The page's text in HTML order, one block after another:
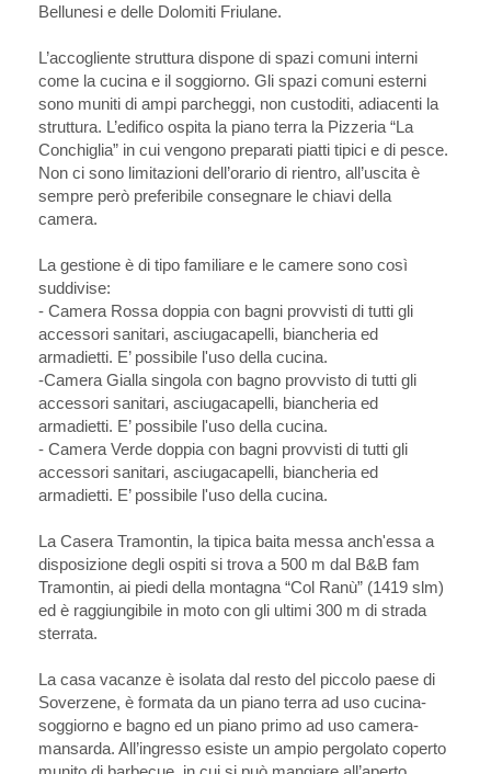
Bellunesi e delle Dolomiti Friulane.
L’accogliente struttura dispone di spazi comuni interni
come la cucina e il soggiorno. Gli spazi comuni esterni
sono muniti di ampi parcheggi, non custoditi, adiacenti la
struttura. L’edifico ospita la piano terra la Pizzeria “La
Conchiglia” in cui vengono preparati piatti tipici e di pesce.
Non ci sono limitazioni dell’orario di rientro, all’uscita è
sempre però preferibile consegnare le chiavi della
camera.
La gestione è di tipo familiare e le camere sono così
suddivise:
- Camera Rossa doppia con bagni provvisti di tutti gli
accessori sanitari, asciugacapelli, biancheria ed
armadietti. E’ possibile l'uso della cucina.
-Camera Gialla singola con bagno provvisto di tutti gli
accessori sanitari, asciugacapelli, biancheria ed
armadietti. E’ possibile l'uso della cucina.
- Camera Verde doppia con bagni provvisti di tutti gli
accessori sanitari, asciugacapelli, biancheria ed
armadietti. E’ possibile l'uso della cucina.
La Casera Tramontin, la tipica baita messa anch'essa a
disposizione degli ospiti si trova a 500 m dal B&B fam
Tramontin, ai piedi della montagna “Col Ranù” (1419 slm)
ed è raggiungibile in moto con gli ultimi 300 m di strada
sterrata.
La casa vacanze è isolata dal resto del piccolo paese di
Soverzene, è formata da un piano terra ad uso cucina-
soggiorno e bagno ed un piano primo ad uso camera-
mansarda. All’ingresso esiste un ampio pergolato coperto